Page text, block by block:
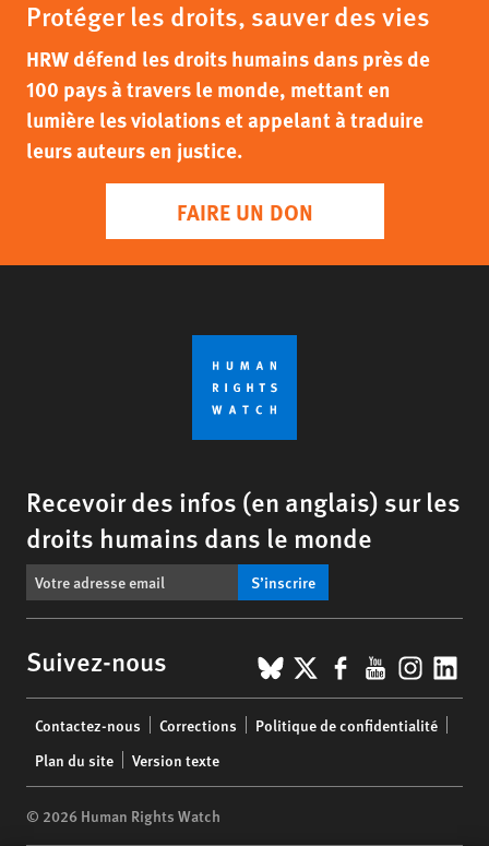
Protéger les droits, sauver des vies
HRW défend les droits humains dans près de
100 pays à travers le monde, mettant en
lumière les violations et appelant à traduire
leurs auteurs en justice.
FAIRE UN DON
Recevoir des infos (en anglais) sur les
droits humains dans le monde
S’inscrire
Suivez-nous BlueSky
X Facebook
YouTube
menu
Contactez-nous Corrections
Politique de confidentialité
Plan du site
Version texte
© 2026 Human Rights Watch